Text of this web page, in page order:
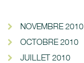
NOVEMBRE 2010
OCTOBRE 2010
JUILLET 2010